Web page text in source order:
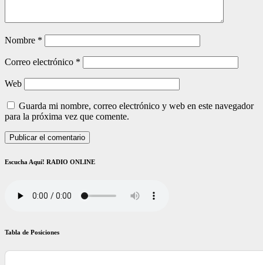
Nombre *
Correo electrónico *
Web
Guarda mi nombre, correo electrónico y web en este navegador
para la próxima vez que comente.
Escucha Aquí! RADIO ONLINE
Tabla de Posiciones